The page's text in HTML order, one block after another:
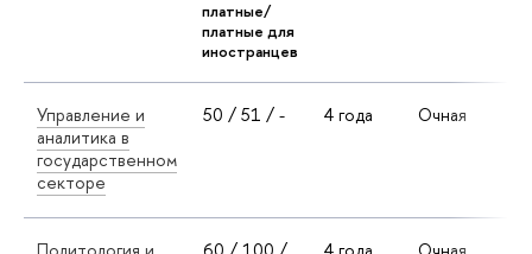
платные/
платные для
иностранцев
Управление и
аналитика в
государственном
секторе
50 / 51 / - 4 года Очная